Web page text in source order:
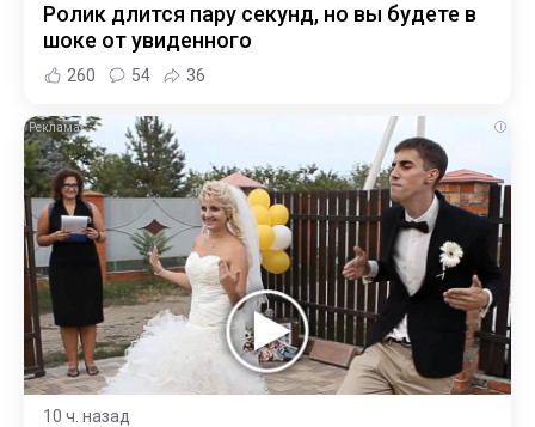
Ролик длится пару секунд, но вы будете в
шоке от увиденного
260 54 36
i
10 ч. назад